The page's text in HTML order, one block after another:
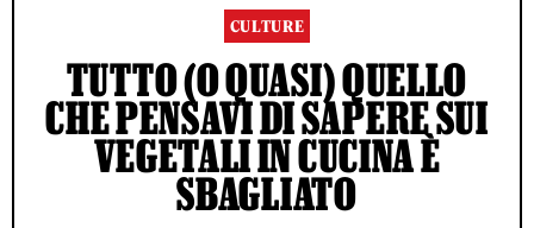
CULTURE
TUTTO (O QUASI) QUELLO
CHE PENSAVI DI SAPERE SUI
VEGETALI IN CUCINA È
SBAGLIATO